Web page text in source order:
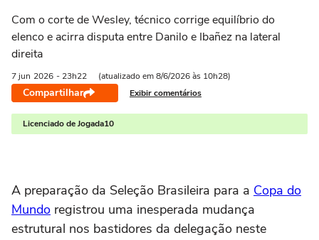
Com o corte de Wesley, técnico corrige equilíbrio do
elenco e acirra disputa entre Danilo e Ibañez na lateral
direita
7 jun 2026 - 23h22 (atualizado em 8/6/2026 às 10h28)
Compartilhar Exibir comentários
Licenciado de Jogada10
A preparação da Seleção Brasileira para a Copa do
Mundo registrou uma inesperada mudança
estrutural nos bastidores da delegação neste